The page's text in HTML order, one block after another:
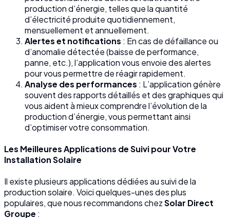
production d’énergie, telles que la quantité
d’électricité produite quotidiennement,
mensuellement et annuellement.
Alertes et notifications : En cas de défaillance ou
d’anomalie détectée (baisse de performance,
panne, etc.), l’application vous envoie des alertes
pour vous permettre de réagir rapidement.
Analyse des performances : L’application génère
souvent des rapports détaillés et des graphiques qui
vous aident à mieux comprendre l’évolution de la
production d’énergie, vous permettant ainsi
d’optimiser votre consommation.
Les Meilleures Applications de Suivi pour Votre
Installation Solaire
Il existe plusieurs applications dédiées au suivi de la
production solaire. Voici quelques-unes des plus
populaires, que nous recommandons chezSolar Direct
Groupe :